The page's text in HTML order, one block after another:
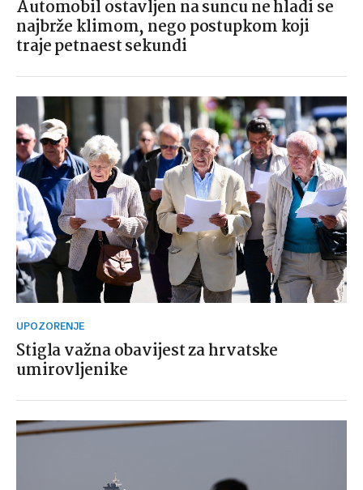
Automobil ostavljen na suncu ne hladi se
najbrže klimom, nego postupkom koji
traje petnaest sekundi
UPOZORENJE
Stigla važna obavijest za hrvatske
umirovljenike